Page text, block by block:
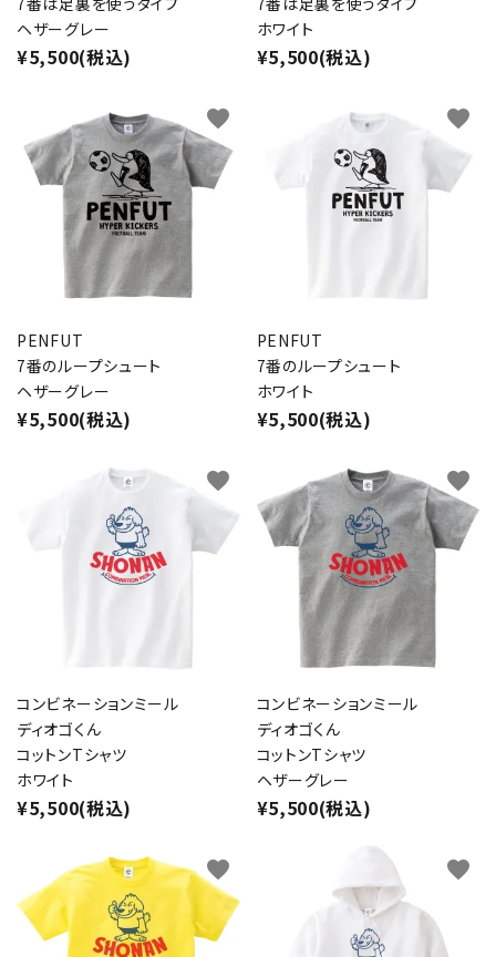
ヘザーグレー
¥5,500(税込)
ホワイト
¥5,500(税込)
PENFUT
7番のループシュート
ヘザーグレー
¥5,500(税込)
favorite
PENFUT
7番のループシュート
ホワイト
¥5,500(税込)
favorite
コンビネーションミール
ディオゴくん
コットンTシャツ
ホワイト
¥5,500(税込)
favorite
コンビネーションミール
ディオゴくん
コットンTシャツ
ヘザーグレー
¥5,500(税込)
favorite
favorite favorite